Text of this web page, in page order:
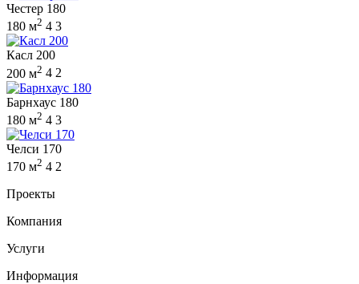
Честер 180
180 м2 4 3
Касл 200
200 м2 4 2
Барнхаус 180
180 м2 4 3
Челси 170
170 м2 4 2
Проекты
Компания
Услуги
Информация